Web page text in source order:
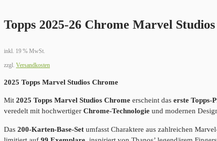
Topps 2025-26 Chrome Marvel
inkl. 19 % MwSt.
zzgl. Versandkosten
2025 Topps Marvel Studios Chrome
Mit 2025 Topps Marvel Studios Chrome erscheint das erste Topps-
veredelt mit hochwertiger Chrome-Technologie und modernen
Das 200-Karten-Base-Set umfasst Charaktere aus zahlreichen